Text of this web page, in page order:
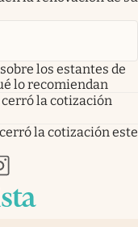
los estantes de
lo recomiendan
cerró la cotización
la cotización este
pestaña
nueva pestaña
en nueva pestaña
abre en nueva pestaña